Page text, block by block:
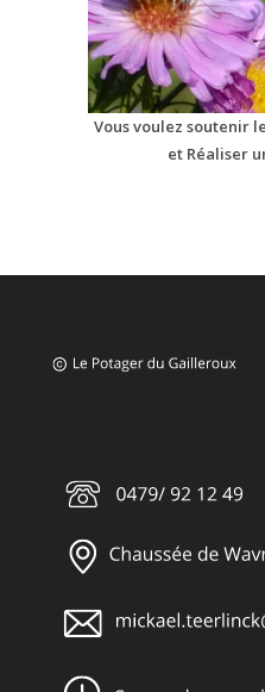
Vous voulez soutenir
et Réaliser